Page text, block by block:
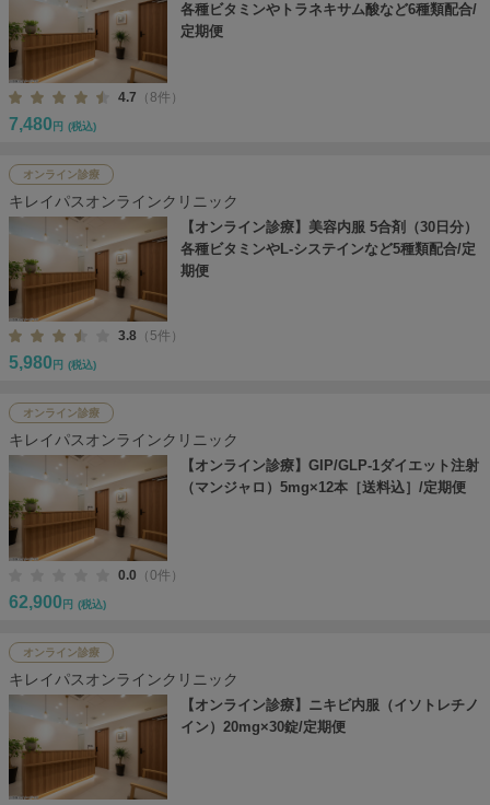
各種ビタミンやトラネキサム酸など6種類配合/
定期便
4.7 （8件）
7,480 円 (税込)
オンライン診療
キレイパスオンラインクリニック
【オンライン診療】美容内服 5合剤（30日分）
各種ビタミンやL-システインなど5種類配合/定
期便
3.8 （5件）
5,980 円 (税込)
オンライン診療
キレイパスオンラインクリニック
【オンライン診療】GIP/GLP-1ダイエット注射
（マンジャロ）5mg×12本［送料込］/定期便
0.0 （0件）
62,900 円 (税込)
オンライン診療
キレイパスオンラインクリニック
【オンライン診療】ニキビ内服（イソトレチノ
イン）20mg×30錠/定期便